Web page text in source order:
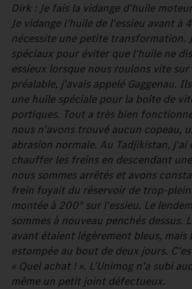
Dirk : Je fais la vidange d'huile
Je vidange l'huile de l'essieu avant à
nécessite une petite transformation.
spéciaux pour éviter que l'huile ne
essieux lorsque nous roulons vite
préalable, j'avais appelé Gaggenau.
une huile spéciale pour la boîte de
portiques. Tout a très bien
nous n'avons trouvé aucun copeau,
abrasion normale. Au Tadjikistan,
chauffer les freins en descendant
nous sommes arrêtés et avons
frein fuyait du réservoir de trop-
montée à 200° sur l'essieu. Le
sommes à nouveau penchés dessus.
avant étaient légèrement bleus,
estompée au bout de deux jours.
« Quel achat ! ». L'Unimog n'a subi
même un petit joint défectueux.